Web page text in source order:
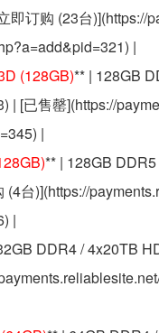
订购 (23台
|
(128GB)** | 128GB
| [已售罄](https://
|
** | 128GB
台)](https://
|
DDR4 / 4x20TB